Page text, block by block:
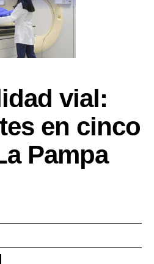
vial:
en cinco
Pampa